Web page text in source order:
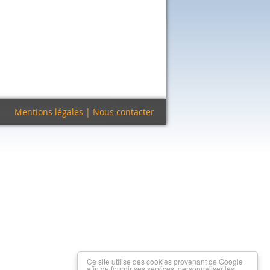
Mentions légales | Nous contacter
Ce site utilise des cookies provenant de Google